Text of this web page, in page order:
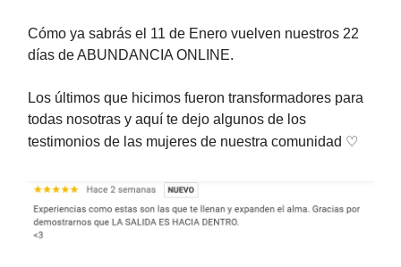
Cómo ya sabrás el 11 de Enero vuelven nuestros 22
días de ABUNDANCIA ONLINE.
Los últimos que hicimos fueron transformadores para
todas nosotras y aquí te dejo algunos de los
testimonios de las mujeres de nuestra comunidad ♡